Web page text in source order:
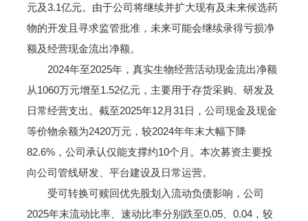
元及3.1亿元。由于公司将继续并扩大现有及未来候选药
物的开发且寻求监管批准，未来可能会继续录得亏损净
额及经营现金流出净额。
2024年至2025年，真实生物经营活动现金流出净额
从1060万元增至1.52亿元，主要用于存货采购、研发及
日常经营支出。截至2025年12月31日，公司现金及现金
等价物余额为2420万元，较2024年年末大幅下降
82.6%，公司承认仅能支撑约10个月。本次募资主要投
向公司管线研发、平台建设及日常运营。
受可转换可赎回优先股划入流动负债影响，公司
2025年末流动比率、速动比率分别跌至0.05、0.04，较